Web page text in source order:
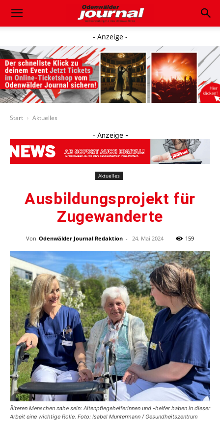
- Anzeige -
Start Aktuelles
- Anzeige -
Aktuelles
Ausbildungsprojekt für
Zugewanderte
Von Odenwälder Journal Redaktion - 24. Mai 2024 159
Älteren Menschen nahe sein: Altenpflegehelferinnen und -helfer haben in dieser
Arbeit eine wichtige Rolle. Foto: Isabel Muntermann / Gesundheitszentrum